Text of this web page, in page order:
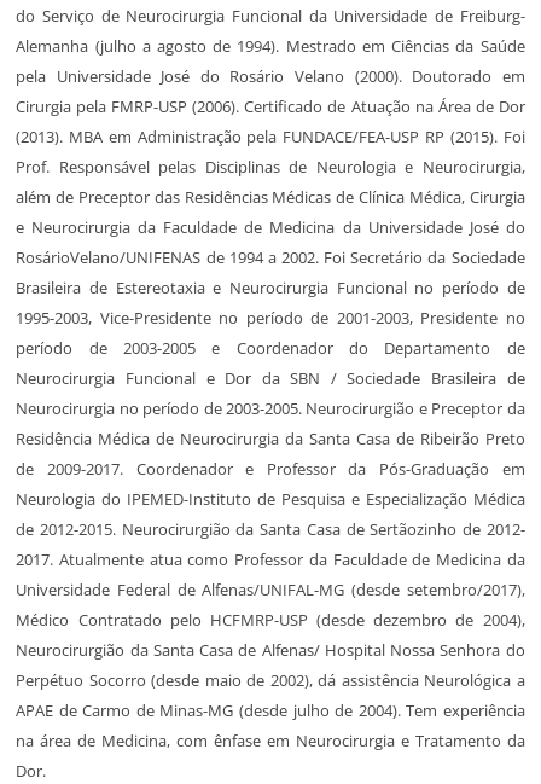
do Serviço de Neurocirurgia Funcional da Universidade de Freiburg-
Alemanha (julho a agosto de 1994). Mestrado em Ciências da Saúde
pela Universidade José do Rosário Velano (2000). Doutorado em
Cirurgia pela FMRP-USP (2006). Certificado de Atuação na Área de Dor
(2013). MBA em Administração pela FUNDACE/FEA-USP RP (2015). Foi
Prof. Responsável pelas Disciplinas de Neurologia e Neurocirurgia,
além de Preceptor das Residências Médicas de Clínica Médica, Cirurgia
e Neurocirurgia da Faculdade de Medicina da Universidade José do
RosárioVelano/UNIFENAS de 1994 a 2002. Foi Secretário da Sociedade
Brasileira de Estereotaxia e Neurocirurgia Funcional no período de
1995-2003, Vice-Presidente no período de 2001-2003, Presidente no
período de 2003-2005 e Coordenador do Departamento de
Neurocirurgia Funcional e Dor da SBN / Sociedade Brasileira de
Neurocirurgia no período de 2003-2005. Neurocirurgião e Preceptor da
Residência Médica de Neurocirurgia da Santa Casa de Ribeirão Preto
de 2009-2017. Coordenador e Professor da Pós-Graduação em
Neurologia do IPEMED-Instituto de Pesquisa e Especialização Médica
de 2012-2015. Neurocirurgião da Santa Casa de Sertãozinho de 2012-
2017. Atualmente atua como Professor da Faculdade de Medicina da
Universidade Federal de Alfenas/UNIFAL-MG (desde setembro/2017),
Médico Contratado pelo HCFMRP-USP (desde dezembro de 2004),
Neurocirurgião da Santa Casa de Alfenas/ Hospital Nossa Senhora do
Perpétuo Socorro (desde maio de 2002), dá assistência Neurológica a
APAE de Carmo de Minas-MG (desde julho de 2004). Tem experiência
na área de Medicina, com ênfase em Neurocirurgia e Tratamento da
Dor.